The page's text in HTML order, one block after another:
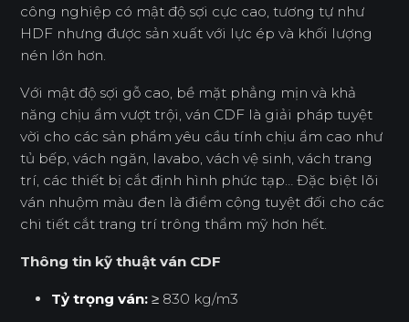
công nghiệp có mật độ sợi cực cao, tương tự như
HDF nhưng được sản xuất với lực ép và khối lượng
nén lớn hơn.
Với mật độ sợi gỗ cao, bề mặt phẳng mịn và khả
năng chịu ẩm vượt trội, ván CDF là giải pháp tuyệt
vời cho các sản phẩm yêu cầu tính chịu ẩm cao như
tủ bếp, vách ngăn, lavabo, vách vệ sinh, vách trang
trí, các thiết bị cắt định hình phức tạp… Đặc biệt lõi
ván nhuộm màu đen là điểm cộng tuyệt đối cho các
chi tiết cắt trang trí trông thẩm mỹ hơn hết.
Thông tin kỹ thuật ván CDF
Tỷ trọng ván:≥ 830 kg/m3